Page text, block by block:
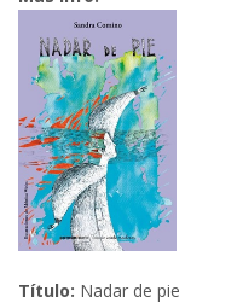
Título: Nadar de pie